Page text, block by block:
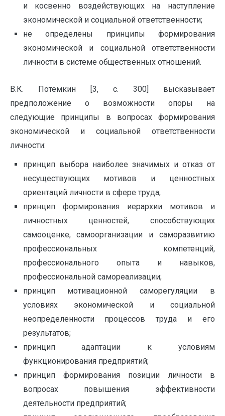
и косвенно воздействующих на наступление
экономической и социальной ответственности;
не определены принципы формирования
экономической и социальной ответственности
личности в системе общественных отношений.
В.К. Потемкин [3, с. 300] высказывает
предположение о возможности опоры на
следующие принципы в вопросах формирования
экономической и социальной ответственности
личности:
принцип выбора наиболее значимых и отказ от
несуществующих мотивов и ценностных
ориентаций личности в сфере труда;
принцип формирования иерархии мотивов и
личностных ценностей, способствующих
самооценке, самоорганизации и саморазвитию
профессиональных компетенций,
профессионального опыта и навыков,
профессиональной самореализации;
принцип мотивационной саморегуляции в
условиях экономической и социальной
неопределенности процессов труда и его
результатов;
принцип адаптации к условиям
функционирования предприятий;
принцип формирования позиции личности в
вопросах повышения эффективности
деятельности предприятий;